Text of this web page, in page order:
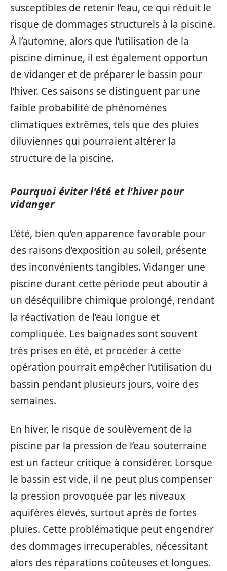
susceptibles de retenir l’eau, ce qui réduit le
risque de dommages structurels à la piscine.
À l’automne, alors que l’utilisation de la
piscine diminue, il est également opportun
de vidanger et de préparer le bassin pour
l’hiver. Ces saisons se distinguent par une
faible probabilité de phénomènes
climatiques extrêmes, tels que des pluies
diluviennes qui pourraient altérer la
structure de la piscine.
Pourquoi éviter l’été et l’hiver pour
vidanger
L’été, bien qu’en apparence favorable pour
des raisons d’exposition au soleil, présente
des inconvénients tangibles. Vidanger une
piscine durant cette période peut aboutir à
un déséquilibre chimique prolongé, rendant
la réactivation de l’eau longue et
compliquée. Les baignades sont souvent
très prises en été, et procéder à cette
opération pourrait empêcher l’utilisation du
bassin pendant plusieurs jours, voire des
semaines.
En hiver, le risque de soulèvement de la
piscine par la pression de l’eau souterraine
est un facteur critique à considérer. Lorsque
le bassin est vide, il ne peut plus compenser
la pression provoquée par les niveaux
aquifères élevés, surtout après de fortes
pluies. Cette problématique peut engendrer
des dommages irrecuperables, nécessitant
alors des réparations coûteuses et longues.